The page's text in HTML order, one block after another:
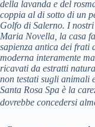
della lavanda e del
coppia al di sotto di un
Golfo di Salerno. I
Maria Novella, la casa
sapienza antica dei frati
moderna interamente
ricavati da estratti
non testati sugli animali
Santa Rosa Spa è la
dovrebbe concedersi